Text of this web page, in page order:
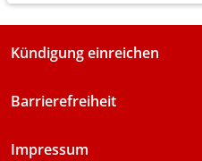
Kündigung einreichen
Barrierefreiheit
Impressum